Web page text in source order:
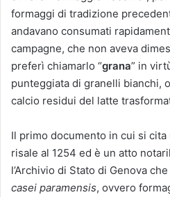
formaggi di tradizione
andavano consumati
campagne, che non aveva
preferì chiamarlo “grana” in
punteggiata di granelli bianchi,
calcio residui del latte
Il primo documento in cui si
risale al 1254 ed è un atto
l’Archivio di Stato di Genova
casei paramensis, ovvero